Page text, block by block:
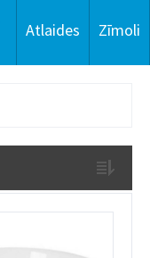
Atlaides Zīmoli